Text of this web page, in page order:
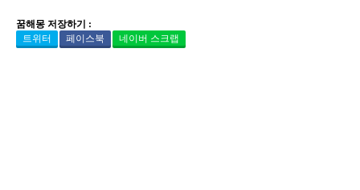
꿈해몽 저장하기 :
트위터
페이스북 네이버 스크랩